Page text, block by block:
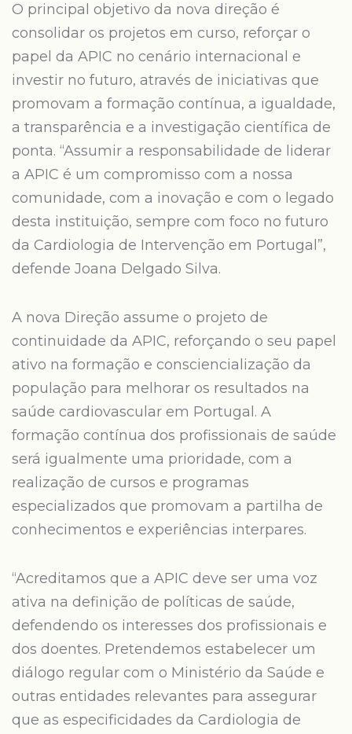
O principal objetivo da nova direção é
consolidar os projetos em curso, reforçar o
papel da APIC no cenário internacional e
investir no futuro, através de iniciativas que
promovam a formação contínua, a igualdade,
a transparência e a investigação científica de
ponta. “Assumir a responsabilidade de liderar
a APIC é um compromisso com a nossa
comunidade, com a inovação e com o legado
desta instituição, sempre com foco no futuro
da Cardiologia de Intervenção em Portugal”,
defende Joana Delgado Silva.
A nova Direção assume o projeto de
continuidade da APIC, reforçando o seu papel
ativo na formação e consciencialização da
população para melhorar os resultados na
saúde cardiovascular em Portugal. A
formação contínua dos profissionais de saúde
será igualmente uma prioridade, com a
realização de cursos e programas
especializados que promovam a partilha de
conhecimentos e experiências interpares.
“Acreditamos que a APIC deve ser uma voz
ativa na definição de políticas de saúde,
defendendo os interesses dos profissionais e
dos doentes. Pretendemos estabelecer um
diálogo regular com o Ministério da Saúde e
outras entidades relevantes para assegurar
que as especificidades da Cardiologia de